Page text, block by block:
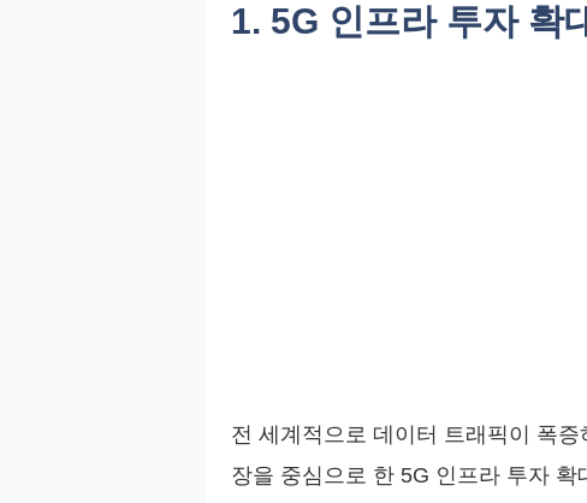
1. 5G 인프라 투자 확
전 세계적으로 데이터 트래픽이 폭
장을 중심으로 한 5G 인프라 투자